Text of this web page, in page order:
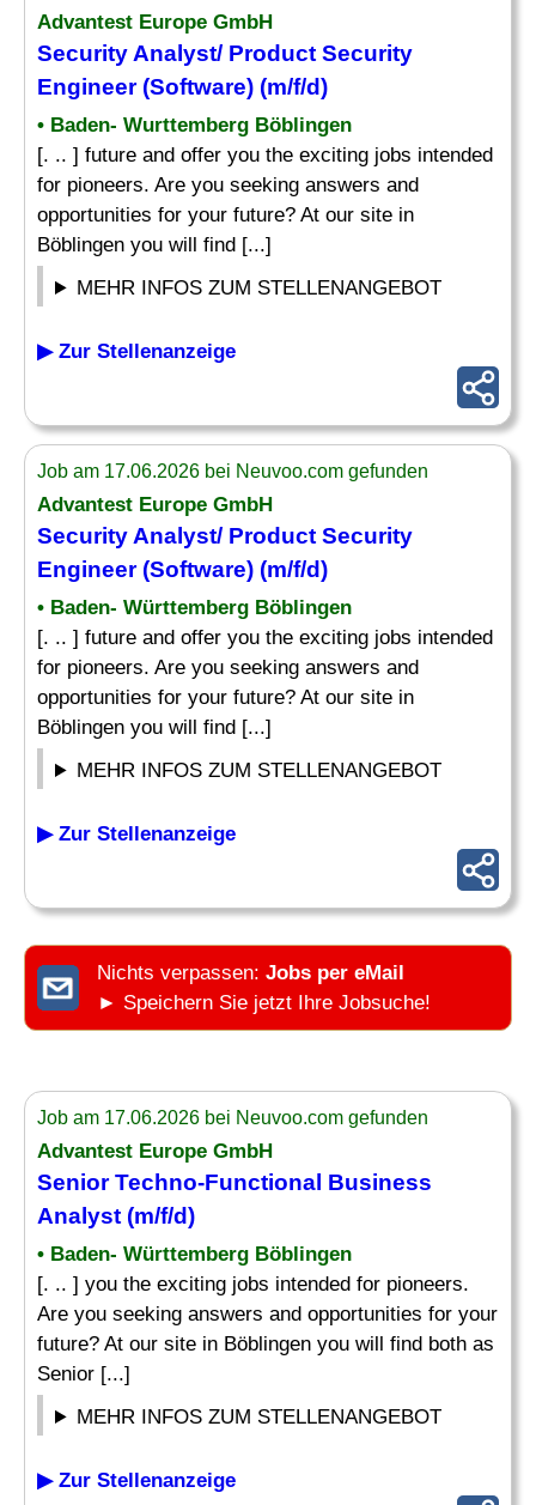
Advantest Europe GmbH
Security Analyst/ Product Security
Engineer (Software) (m/f/d)
• Baden- Wurttemberg Böblingen
[. .. ] future and offer you the exciting jobs intended
for pioneers. Are you seeking answers and
opportunities for your future? At our site in
Böblingen you will find [...]
MEHR INFOS ZUM STELLENANGEBOT
▶ Zur Stellenanzeige
Job am 17.06.2026 bei Neuvoo.com gefunden
Advantest Europe GmbH
Security Analyst/ Product Security
Engineer (Software) (m/f/d)
• Baden- Württemberg Böblingen
[. .. ] future and offer you the exciting jobs intended
for pioneers. Are you seeking answers and
opportunities for your future? At our site in
Böblingen you will find [...]
MEHR INFOS ZUM STELLENANGEBOT
▶ Zur Stellenanzeige
Nichts verpassen: Jobs per eMail
► Speichern Sie jetzt Ihre Jobsuche!
Job am 17.06.2026 bei Neuvoo.com gefunden
Advantest Europe GmbH
Senior Techno-Functional Business
Analyst (m/f/d)
• Baden- Württemberg Böblingen
[. .. ] you the exciting jobs intended for pioneers.
Are you seeking answers and opportunities for your
future? At our site in Böblingen you will find both as
Senior [...]
MEHR INFOS ZUM STELLENANGEBOT
▶ Zur Stellenanzeige